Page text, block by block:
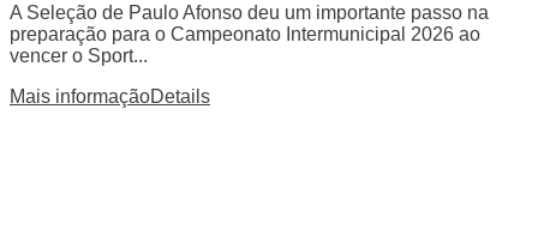
A Seleção de Paulo Afonso deu um importante passo na
preparação para o Campeonato Intermunicipal 2026 ao
vencer o Sport...
Mais informaçãoDetails